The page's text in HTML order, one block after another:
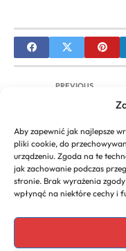
Aby zapewnić jak najlepsze
pliki cookie, do
urządzeniu. Zgoda na te
jak zachowanie podczas
stronie. Brak wyrażenia
wpłynąć na niektóre cechy i
PREVIOUS
Nicola
Modne Fryzury dla
które